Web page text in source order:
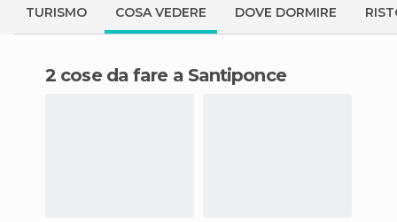
TURISMO COSA VEDERE DOVE DORMIRE
2 cose da fare a Santiponce